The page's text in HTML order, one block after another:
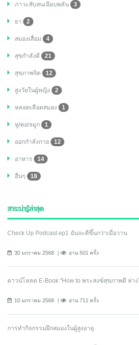
ภาวะสับสนเฉียบพลัน 3
ยา 2
สมองเสื่อม 4
สุขกำลังดี 21
สุขภาพจิต 12
สูงวัยในผู้หญิง 2
หลอดเลือดสมอง 1
หู/คอ/จมูก 1
ออกกำลังกาย 12
อาหาร 14
อื่นๆ 18
สาระน่ารู้ล่าสุด
Check Up Podcast ep1 ฉันจะดีขึ้นกว่าเมื่อวาน
30 มกราคม 2568 อ่าน 501 ครั้ง
ดาวน์โหลด E-Book "How to พระสงฆ์สุขภาพดี ห่า
10 มกราคม 2568 อ่าน 711 ครั้ง
การทำกิจกรรมฝึกสมองในผู้สูงอายุ